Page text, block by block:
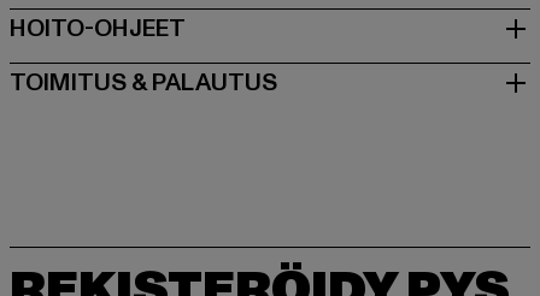
HOITO-OHJEET
TOIMITUS & PALAUTUS